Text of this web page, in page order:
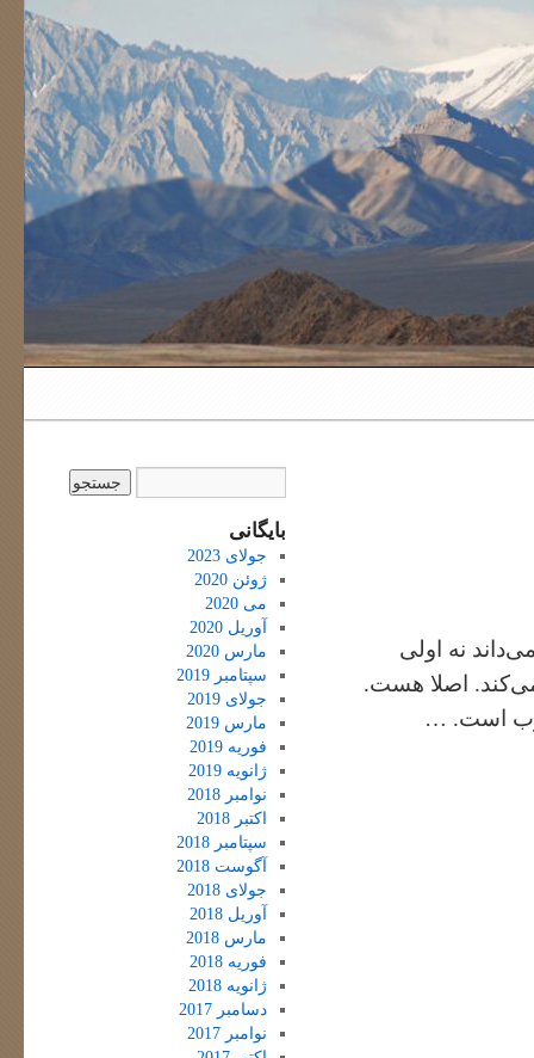
نه اولی
اصلا هست.
است. …
بایگانی
جولای 2023
ژوئن 2020
می 2020
آوریل 2020
مارس 2020
سپتامبر 2019
جولای 2019
مارس 2019
فوریه 2019
ژانویه 2019
نوامبر 2018
اکتبر 2018
سپتامبر 2018
آگوست 2018
جولای 2018
آوریل 2018
مارس 2018
فوریه 2018
ژانویه 2018
دسامبر 2017
نوامبر 2017